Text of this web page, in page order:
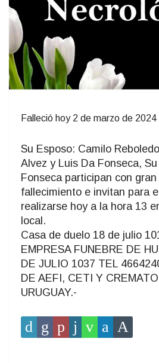
Falleció hoy 2 de marzo de
Su Esposo: Camilo
Alvez y Luis Da Fonseca,
Fonseca participan con
fallecimiento e invitan para
realizarse hoy a la hora 13
local.
Casa de duelo 18 de julio
EMPRESA FUNEBRE DE
DE JULIO 1037 TEL
DE AEFI, CETI Y
URUGUAY.-